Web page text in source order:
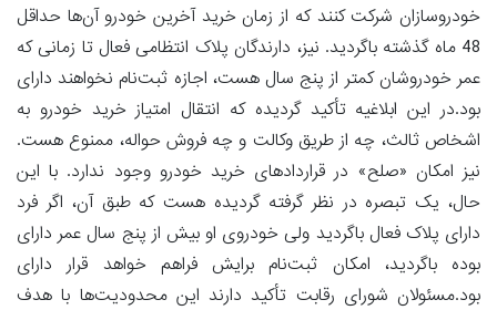
خودروسازان شرکت کنند که از زمان خرید آخرین خودرو آن‌ها حداقل
48 ماه گذشته باگردید. نیز، دارندگان پلاک انتظامی فعال تا زمانی که
عمر خودروشان کمتر از پنج سال هست، اجازه ثبت‌نام نخواهند دارای
بود.در این ابلاغیه تأکید گردیده که انتقال امتیاز خرید خودرو به
اشخاص ثالث، چه از طریق وکالت و چه فروش حواله، ممنوع هست.
نیز امکان «صلح» در قراردادهای خرید خودرو وجود ندارد. با این
حال، یک تبصره در نظر گرفته گردیده هست که طبق آن، اگر فرد
دارای پلاک فعال باگردید ولی خودروی او بیش از پنج سال عمر دارای
بوده باگردید، امکان ثبت‌نام برایش فراهم خواهد قرار دارای
بود.مسئولان شورای رقابت تأکید دارند این محدودیت‌ها با هدف